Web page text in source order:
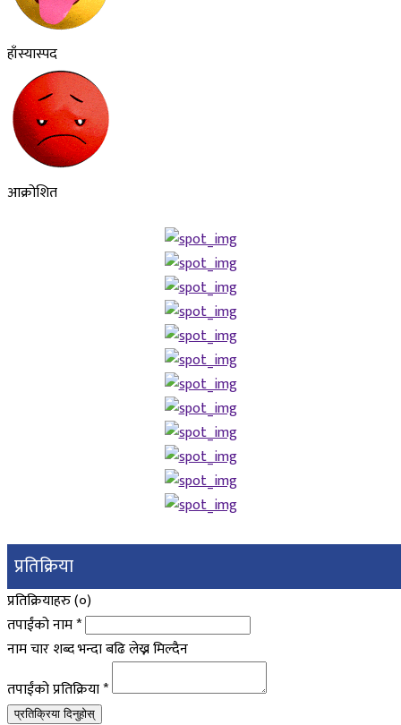
हाँस्यास्पद
आक्रोशित
प्रतिक्रिया
प्रतिक्रियाहरु (०)
तपाईंको नाम*
नाम चार शब्द भन्दा बढि लेख्न मिल्दैन
तपाईंको प्रतिक्रिया*
प्रतिक्रिया दिनुहोस्